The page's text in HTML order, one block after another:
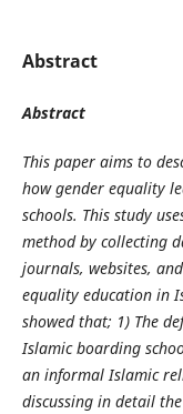
Abstract
Abstract
This paper aims to
how gender equality
schools. This study
method by collecting
journals, websites,
equality education in
showed that; 1) The
Islamic boarding
an informal Islamic
discussing in detail